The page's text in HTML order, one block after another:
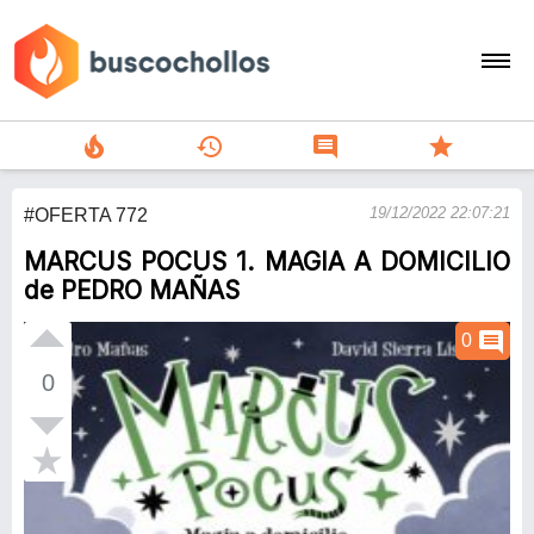
search
person
add
Menu
local_fire_department history comment star
#OFERTA 772 19/12/2022 22:07:21
MARCUS POCUS 1. MAGIA A DOMICILIO
de PEDRO MAÑAS
0
0 comment